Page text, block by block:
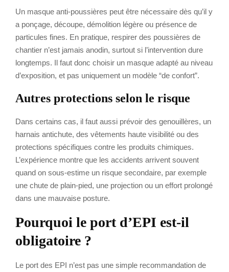
Un masque anti-poussières peut être nécessaire dès qu’il y
a ponçage, découpe, démolition légère ou présence de
particules fines. En pratique, respirer des poussières de
chantier n’est jamais anodin, surtout si l’intervention dure
longtemps. Il faut donc choisir un masque adapté au niveau
d’exposition, et pas uniquement un modèle “de confort”.
Autres protections selon le risque
Dans certains cas, il faut aussi prévoir des genouillères, un
harnais antichute, des vêtements haute visibilité ou des
protections spécifiques contre les produits chimiques.
L’expérience montre que les accidents arrivent souvent
quand on sous-estime un risque secondaire, par exemple
une chute de plain-pied, une projection ou un effort prolongé
dans une mauvaise posture.
Pourquoi le port d’EPI est-il
obligatoire ?
Le port des EPI n’est pas une simple recommandation de